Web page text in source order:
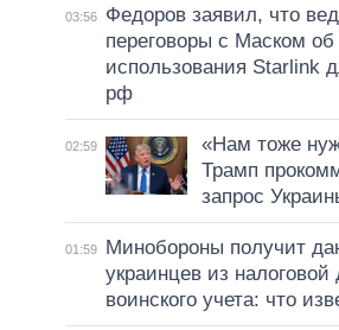
03:56
Федоров заявил, что
переговоры с Маском об
использования Starlink
рф
02:59
«Нам тоже
Трамп
запрос
01:59
Минобороны получит
украинцев из налоговой
воинского учета: что